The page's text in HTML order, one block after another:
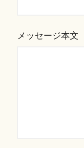
メッセージ本文